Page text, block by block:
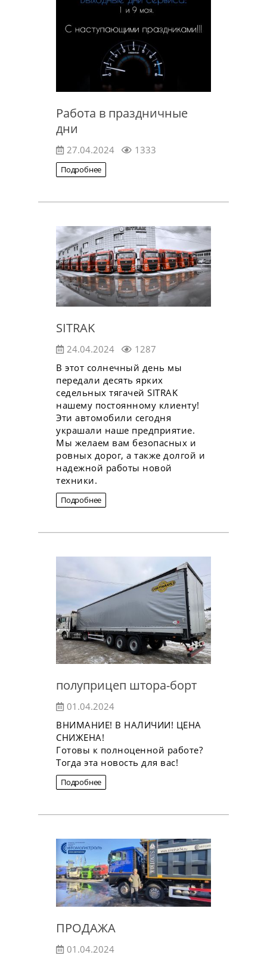
Работа в праздничные
дни
27.04.2024 1333
Подробнее
SITRAK
24.04.2024
1287
В этот солнечный день мы
передали десять ярких
седельных тягачей SITRAK
нашему постоянному клиенту!
Эти автомобили сегодня
украшали наше предприятие.
Мы желаем вам безопасных и
ровных дорог, а также долгой и
надежной работы новой
техники.
Подробнее
полуприцеп штора-борт
01.04.2024
ВНИМAНИЕ! B HАЛИЧИИ! ЦЕНА
СНИЖЕНА!
Гoтoвы к пoлнoцeнной рaбoте?
Tогда эта новость для вас!
Подробнее
ПРОДАЖА
01.04.2024